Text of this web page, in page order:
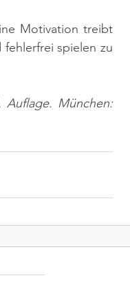
Motivation treibt
spielen zu
Auflage. München: